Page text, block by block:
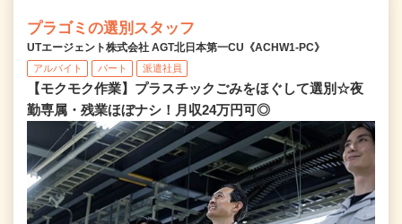
プラゴミの選別スタッフ
UTエージェント株式会社 AGT北日本第一CU《ACHW1-PC》
アルバイト パート 派遣社員
【モクモク作業】プラスチックごみをほぐして選別☆夜
勤専属・残業ほぼナシ！月収24万円可◎